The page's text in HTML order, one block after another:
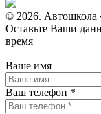
© 2026. Автошкола
Оставьте Ваши
время
Ваше имя
Ваш телефон *